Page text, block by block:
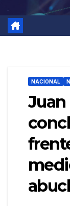
NACIONAL
Juan